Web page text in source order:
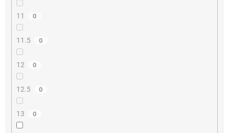
11 0
11.5 0
12 0
12.5 0
13 0